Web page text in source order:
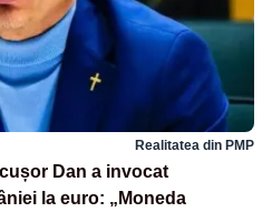
Realitatea din PMP
Dan a invocat
la euro: „Moneda